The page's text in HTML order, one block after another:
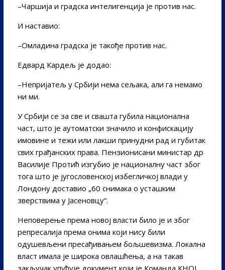
–Чаршија и градска интелигенција је против нас.
И наставио:
–Омладина градска је такође против нас.
Едвард Кардељ је додао:
–Непријатељ у Србији нема сељака, али га немамо
ни ми.
У Србији се за све и свашта губила национална
част, што је аутоматски значило и конфискацију
имовине и тежи или лакши принудни рад и губитак
свих грађанских права. Пензионисани министар др
Василије Протић изгубио је националну част због
тога што је југословенској избегличкој влади у
Лондону доставио „60 снимака о усташким
зверствима у Јасеновцу“.
Неповерење према новој власти било је и због
репресалија према онима који нису били
одушевљени пресађивањем бољшевизма. Локална
власт имала је широка овлашћења, а на такав
закључак упућује документ који је Команда КНОЈ